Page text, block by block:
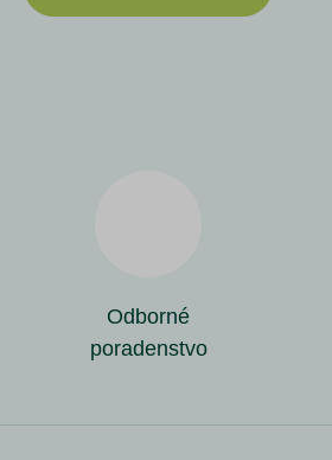
Odborné
poradenstvo